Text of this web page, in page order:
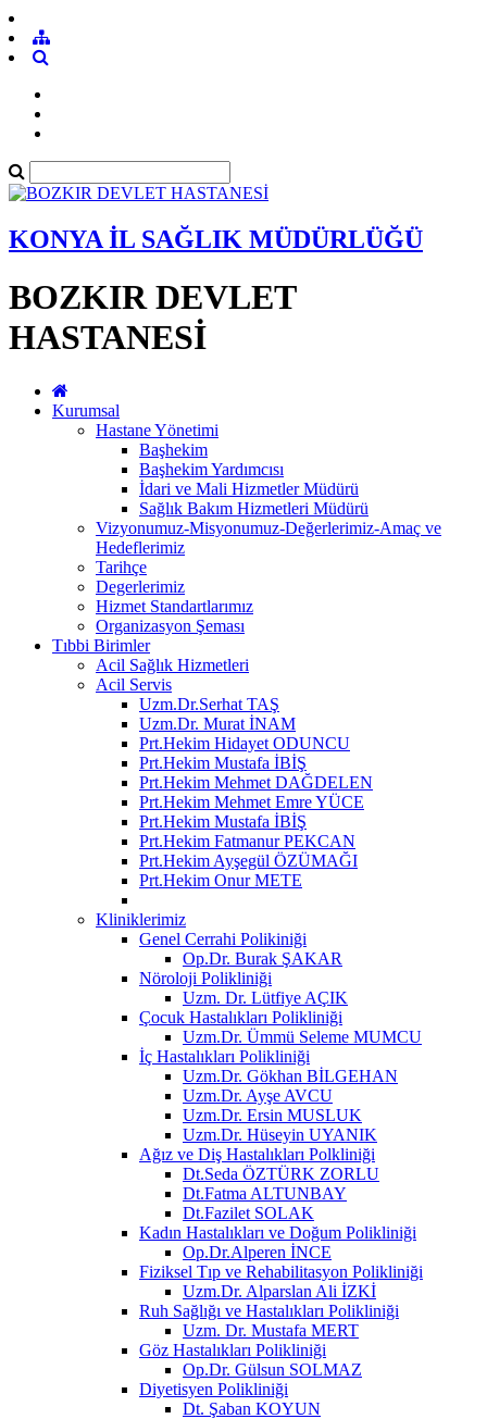
KONYA İL SAĞLIK MÜDÜRLÜĞÜ
BOZKIR DEVLET
HASTANESİ
Kurumsal
Hastane Yönetimi
Başhekim
Başhekim Yardımcısı
İdari ve Mali Hizmetler Müdürü
Sağlık Bakım Hizmetleri Müdürü
Vizyonumuz-Misyonumuz-Değerlerimiz-Amaç ve
Hedeflerimiz
Tarihçe
Degerlerimiz
Hizmet Standartlarımız
Organizasyon Şeması
Tıbbi Birimler
Acil Sağlık Hizmetleri
Acil Servis
Uzm.Dr.Serhat TAŞ
Uzm.Dr. Murat İNAM
Prt.Hekim Hidayet ODUNCU
Prt.Hekim Mustafa İBİŞ
Prt.Hekim Mehmet DAĞDELEN
Prt.Hekim Mehmet Emre YÜCE
Prt.Hekim Mustafa İBİŞ
Prt.Hekim Fatmanur PEKCAN
Prt.Hekim Ayşegül ÖZÜMAĞI
Prt.Hekim Onur METE
Kliniklerimiz
Genel Cerrahi Polikiniği
Op.Dr. Burak ŞAKAR
Nöroloji Polikliniği
Uzm. Dr. Lütfiye AÇIK
Çocuk Hastalıkları Polikliniği
Uzm.Dr. Ümmü Seleme MUMCU
İç Hastalıkları Polikliniği
Uzm.Dr. Gökhan BİLGEHAN
Uzm.Dr. Ayşe AVCU
Uzm.Dr. Ersin MUSLUK
Uzm.Dr. Hüseyin UYANIK
Ağız ve Diş Hastalıkları Polkliniği
Dt.Seda ÖZTÜRK ZORLU
Dt.Fatma ALTUNBAY
Dt.Fazilet SOLAK
Kadın Hastalıkları ve Doğum Polikliniği
Op.Dr.Alperen İNCE
Fiziksel Tıp ve Rehabilitasyon Polikliniği
Uzm.Dr. Alparslan Ali İZKİ
Ruh Sağlığı ve Hastalıkları Polikliniği
Uzm. Dr. Mustafa MERT
Göz Hastalıkları Polikliniği
Op.Dr. Gülsun SOLMAZ
Diyetisyen Polikliniği
Dt. Şaban KOYUN